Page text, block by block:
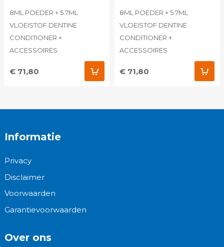
8ML POEDER + 5.7ML
VLOEISTOF DENTINE
CONDITIONER +
ACCESSOIRES
€ 71,80
8ML POEDER + 5.7ML
VLOEISTOF DENTINE
CONDITIONER +
ACCESSOIRES
€ 71,80
Informatie
Privacy
Disclaimer
Voorwaarden
Garantievoorwaarden
Over ons